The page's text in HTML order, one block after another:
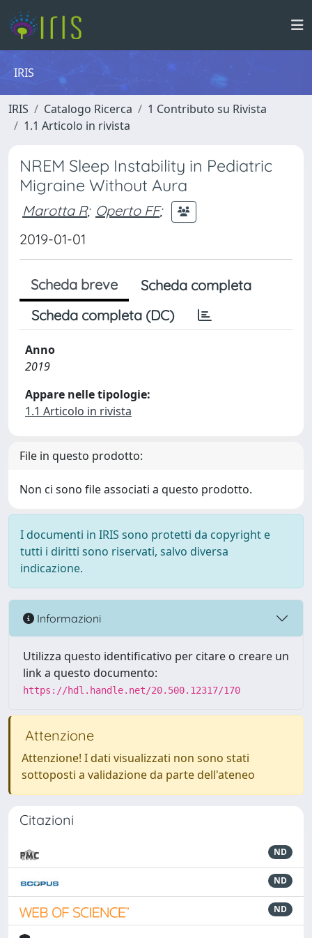
IRIS
IRIS Catalogo Ricerca
1 Contributo su Rivista
1.1 Articolo in rivista
NREM Sleep Instability in Pediatric
Migraine Without Aura
Marotta R; Operto FF;
2019-01-01
Scheda breve
Scheda completa
Scheda completa (DC)
Anno
2019
Appare nelle tipologie:
1.1 Articolo in rivista
File in questo prodotto:
Non ci sono file associati a questo prodotto.
I documenti in IRIS sono protetti da copyright e
tutti i diritti sono riservati, salvo diversa
indicazione.
Informazioni
Utilizza questo identificativo per citare o creare un
link a questo documento:
https://hdl.handle.net/20.500.12317/170
Attenzione
Attenzione! I dati visualizzati non sono stati
sottoposti a validazione da parte dell'ateneo
Citazioni
ND
ND
ND